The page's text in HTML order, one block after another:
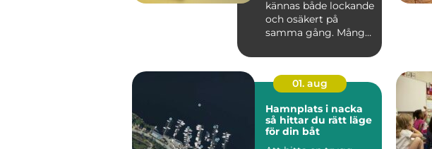
kännas både lockande
och osäkert på
samma gång. Många
eller tac...
01. aug
Hamnplats i nacka
så hittar du rätt läge
för din båt